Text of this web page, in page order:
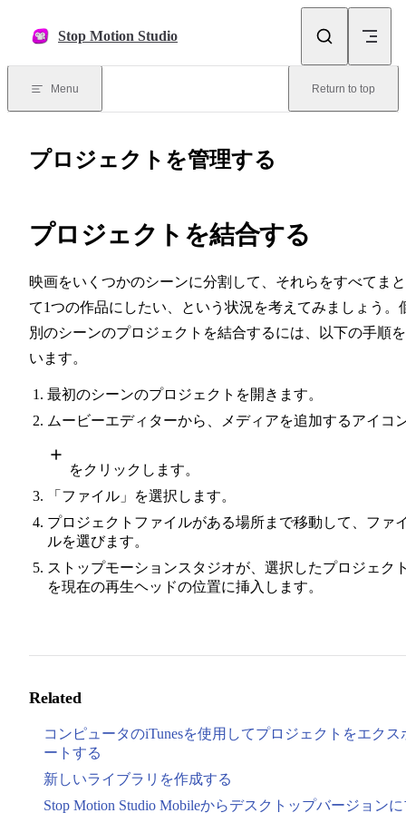
Stop Motion Studio
Menu Return to top
プロジェクトを管理する
プロジェクトを結合する
映画をいくつかのシーンに分割して、それらをすべてま
て1つの作品にしたい、という状況を考えてみましょう。
別のシーンのプロジェクトを結合するには、以下の手順
います。
最初のシーンのプロジェクトを開きます。
ムービーエディターから、メディアを追加するアイコ
をクリックします。
「ファイル」を選択します。
プロジェクトファイルがある場所まで移動して、ファ
ルを選びます。
ストップモーションスタジオが、選択したプロジェク
を現在の再生ヘッドの位置に挿入します。
Related
コンピュータのiTunesを使用してプロジェクトをエクス
ートする
新しいライブラリを作成する
Stop Motion Studio Mobileからデスクトップバージョン